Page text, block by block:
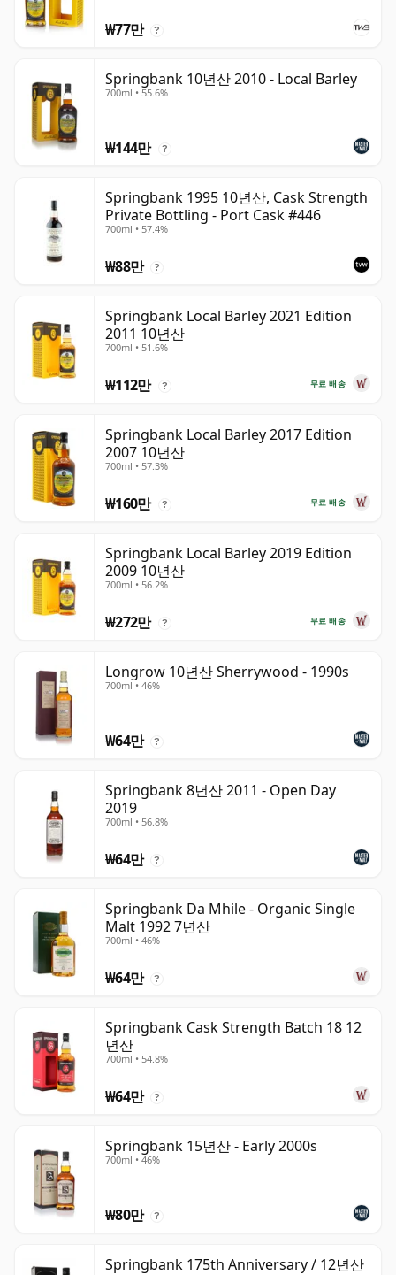
₩77만 ?
Springbank 10년산 2010 - Local Barley
700ml • 55.6%
₩144만 ?
Springbank 1995 10년산, Cask Strength
Private Bottling - Port Cask #446
700ml • 57.4%
₩88만 ?
Springbank Local Barley 2021 Edition
2011 10년산
700ml • 51.6%
무료 배송
₩112만 ?
Springbank Local Barley 2017 Edition
2007 10년산
700ml • 57.3%
무료 배송
₩160만 ?
Springbank Local Barley 2019 Edition
2009 10년산
700ml • 56.2%
무료 배송
₩272만 ?
Longrow 10년산 Sherrywood - 1990s
700ml • 46%
₩64만 ?
Springbank 8년산 2011 - Open Day
2019
700ml • 56.8%
₩64만 ?
Springbank Da Mhile - Organic Single
Malt 1992 7년산
700ml • 46%
₩64만 ?
Springbank Cask Strength Batch 18 12
년산
700ml • 54.8%
₩64만 ?
Springbank 15년산 - Early 2000s
700ml • 46%
₩80만 ?
Springbank 175th Anniversary / 12년산